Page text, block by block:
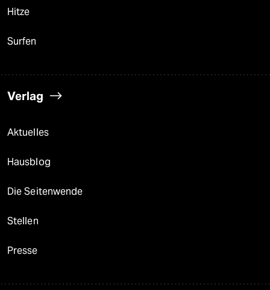
Hitze
Surfen
Verlag
Aktuelles
Hausblog
Die Seitenwende
Stellen
Presse